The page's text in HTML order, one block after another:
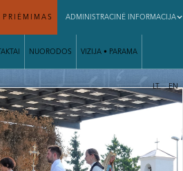
PRIĖMIMAS ADMINISTRACINĖ INFORMACIJA
NUORODOS VIZIJA • PARAMA
LT EN